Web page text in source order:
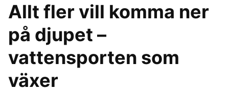
Allt fler vill komma ner
på djupet –
vattensporten som
växer